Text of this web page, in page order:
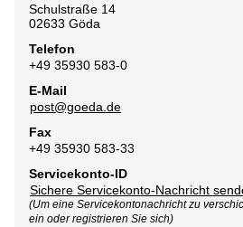
Schulstraße 14
02633 Göda
Telefon
+49 35930 583-0
E-Mail
post@goeda.de
Fax
+49 35930 583-33
Servicekonto-ID
Sichere Servicekonto-Nachricht
(Um eine Servicekontonachricht zu
ein oder registrieren Sie sich)